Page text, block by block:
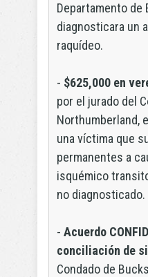
Departamento de
diagnosticara un
raquídeo.
- $625,000 en
por el jurado del
Northumberland,
una víctima que
permanentes a
isquémico
no diagnosticado.
- Acuerdo
conciliación de
Condado de